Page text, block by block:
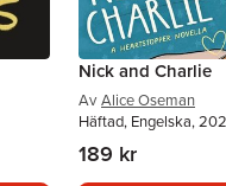
Nick and Charlie
Av Alice Oseman
Häftad, Engelska,
189 kr